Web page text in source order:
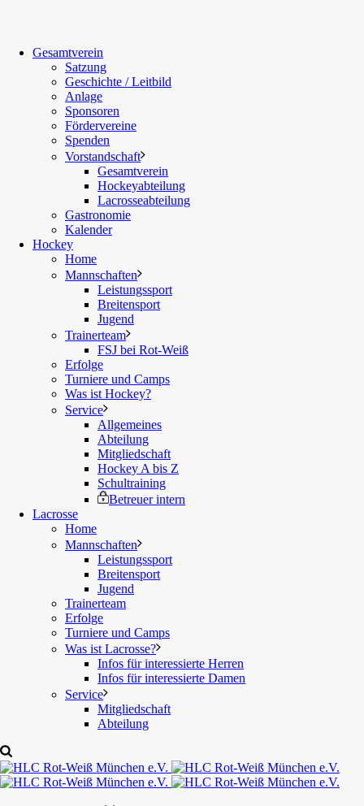
Gesamtverein
Satzung
Geschichte / Leitbild
Anlage
Sponsoren
Fördervereine
Spenden
Vorstandschaft
Gesamtverein
Hockeyabteilung
Lacrosseabteilung
Gastronomie
Kalender
Hockey
Home
Mannschaften
Leistungssport
Breitensport
Jugend
Trainerteam
FSJ bei Rot-Weiß
Erfolge
Turniere und Camps
Was ist Hockey?
Service
Allgemeines
Abteilung
Mitgliedschaft
Hockey A bis Z
Schultraining
Betreuer intern
Lacrosse
Home
Mannschaften
Leistungssport
Breitensport
Jugend
Trainerteam
Erfolge
Turniere und Camps
Was ist Lacrosse?
Infos für interessierte Herren
Infos für interessierte Damen
Service
Mitgliedschaft
Abteilung